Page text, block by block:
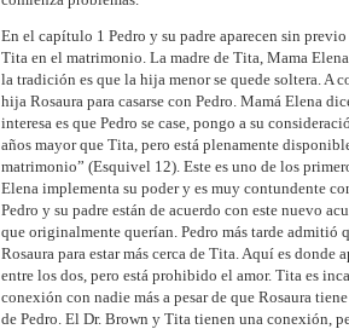
En el capítulo 1 Pedro y su padre aparecen sin
Tita en el matrimonio. La madre de Tita, Mama
la tradición es que la hija menor se quede soltera. A
hija Rosaura para casarse con Pedro. Mamá Elena
interesa es que Pedro se case, pongo a su
años mayor que Tita, pero está plenamente
matrimonio” (Esquivel 12). Este es uno de los
Elena implementa su poder y es muy contundente
Pedro y su padre están de acuerdo con este nuevo
que originalmente querían. Pedro más tarde admitió
Rosaura para estar más cerca de Tita. Aquí es donde
entre los dos, pero está prohibido el amor. Tita es
conexión con nadie más a pesar de que Rosaura
de Pedro. El Dr. Brown y Tita tienen una conexión,